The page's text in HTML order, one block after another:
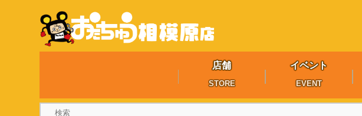
店舗
STORE
イベント
EVENT